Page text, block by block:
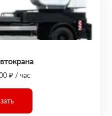
₽ / час